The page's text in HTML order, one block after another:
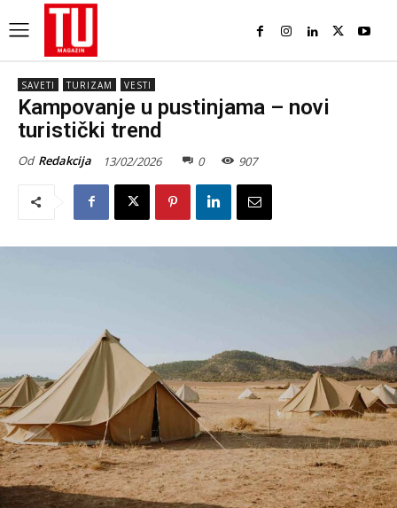
SAVETI TURIZAM VESTI
Kampovanje u pustinjama – novi
turistički trend
Od Redakcija 13/02/2026 0 907